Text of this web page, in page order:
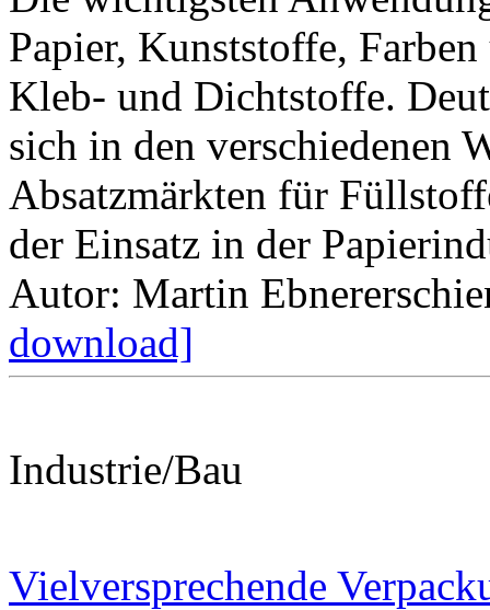
Papier, Kunststoffe,
Kleb- und Dichtstoffe.
sich in den verschiedenen
Absatzmärkten für
der Einsatz in der
Autor: Martin Ebner
download]
Industrie/Bau
Vielversprechende